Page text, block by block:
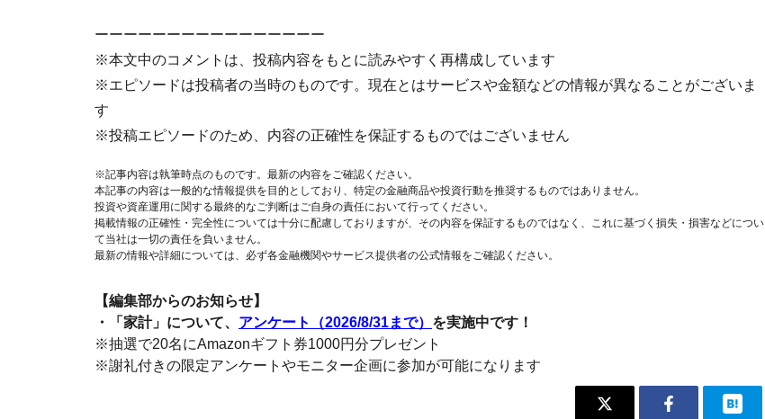
ーーーーーーーーーーーーーーーー
※本文中のコメントは、投稿内容をもとに読みやすく再構成しています
※エピソードは投稿者の当時のものです。現在とはサービスや金額などの情報が異なることがございま
す
※投稿エピソードのため、内容の正確性を保証するものではございません
※記事内容は執筆時点のものです。最新の内容をご確認ください。
本記事の内容は一般的な情報提供を目的としており、特定の金融商品や投資行動を推奨するものではありません。
投資や資産運用に関する最終的なご判断はご自身の責任において行ってください。
掲載情報の正確性・完全性については十分に配慮しておりますが、その内容を保証するものではなく、これに基づく損失・損害などについ
て当社は一切の責任を負いません。
最新の情報や詳細については、必ず各金融機関やサービス提供者の公式情報をご確認ください。
【編集部からのお知らせ】
・「家計」について、 アンケート（2026/8/31まで） を実施中です！
※抽選で20名にAmazonギフト券1000円分プレゼント
※謝礼付きの限定アンケートやモニター企画に参加が可能になります